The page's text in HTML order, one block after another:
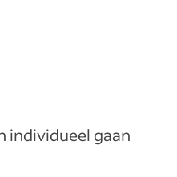
individueel gaan